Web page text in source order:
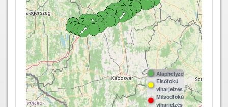
Alaphelyzet
Elsőfokú
viharjelzés
Másodfokú
viharjelzés